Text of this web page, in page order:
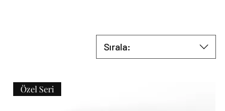
Sırala:
Özel Seri